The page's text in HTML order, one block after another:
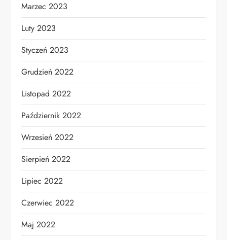
Marzec 2023
Luty 2023
Styczeń 2023
Grudzień 2022
Listopad 2022
Październik 2022
Wrzesień 2022
Sierpień 2022
Lipiec 2022
Czerwiec 2022
Maj 2022